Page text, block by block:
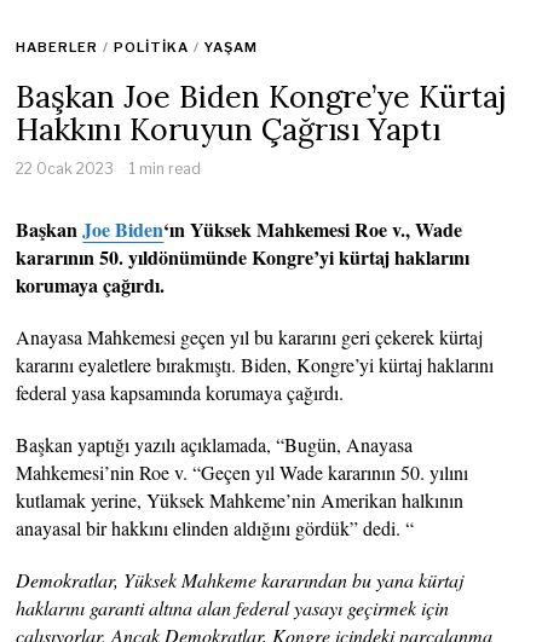
HABERLER / POLITIKA / YAŞAM
Başkan Joe Biden Kongre’ye Kürtaj
Hakkını Koruyun Çağrısı Yaptı
22 Ocak 2023 1 min read
BaşkanJoe Biden‘ın Yüksek Mahkemesi Roe v., Wade
kararının 50. yıldönümünde Kongre’yi kürtaj haklarını
korumaya çağırdı.
Anayasa Mahkemesi geçen yıl bu kararını geri çekerek kürtaj
kararını eyaletlere bırakmıştı. Biden, Kongre’yi kürtaj haklarını
federal yasa kapsamında korumaya çağırdı.
Başkan yaptığı yazılı açıklamada, “Bugün, Anayasa
Mahkemesi’nin Roe v. “Geçen yıl Wade kararının 50. yılını
kutlamak yerine, Yüksek Mahkeme’nin Amerikan halkının
anayasal bir hakkını elinden aldığını gördük” dedi. “
Demokratlar, Yüksek Mahkeme kararından bu yana kürtaj
haklarını garanti altına alan federal yasayı geçirmek için
çalışıyorlar. Ancak Demokratlar, Kongre içindeki parçalanma